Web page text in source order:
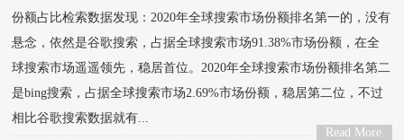
份额占比检索数据发现：2020年全球搜索市场份额排名第一的，没有
悬念，依然是谷歌搜索，占据全球搜索市场91.38%市场份额，在全
球搜索市场遥遥领先，稳居首位。2020年全球搜索市场份额排名第二
是bing搜索，占据全球搜索市场2.69%市场份额，稳居第二位，不过
相比谷歌搜索数据就有...
Read More